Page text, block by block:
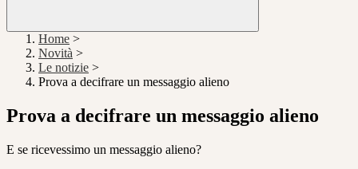
Home >
Novità >
Le notizie >
Prova a decifrare un messaggio alieno
Prova a decifrare un messaggio alieno
E se ricevessimo un messaggio alieno?